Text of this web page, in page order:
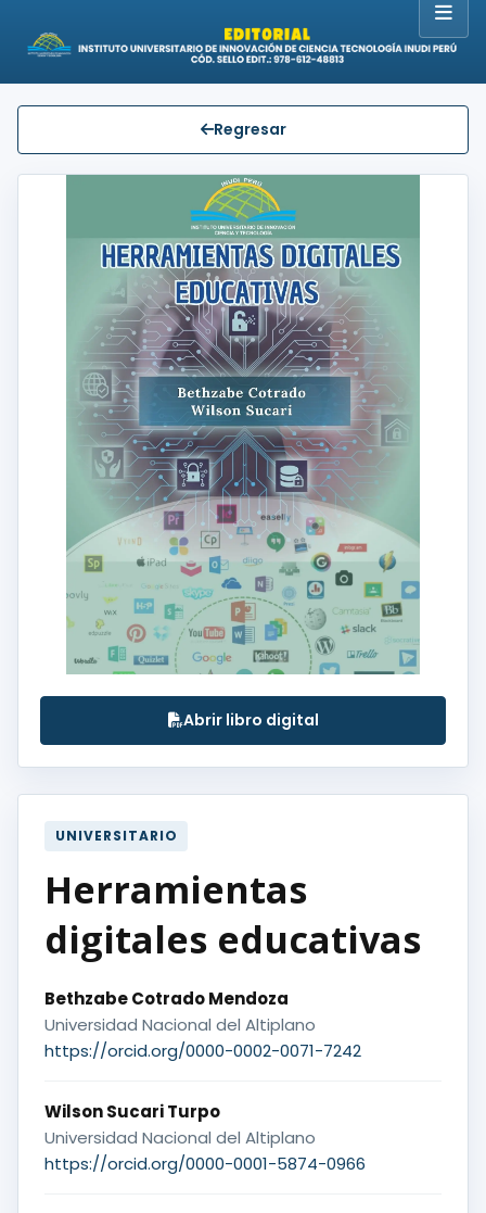
Regresar
Abrir libro digital
UNIVERSITARIO
Herramientas
digitales educativas
Bethzabe Cotrado Mendoza
Universidad Nacional del Altiplano
https://orcid.org/0000-0002-0071-7242
Wilson Sucari Turpo
Universidad Nacional del Altiplano
https://orcid.org/0000-0001-5874-0966